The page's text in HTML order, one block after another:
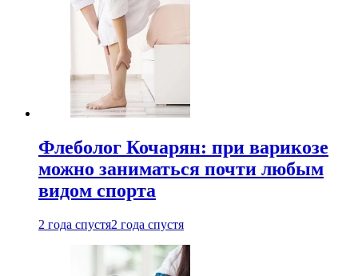
Флеболог Кочарян: при варикозе
можно заниматься почти любым
видом спорта
2 года спустя2 года спустя